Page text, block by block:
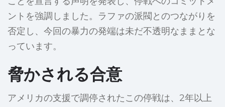
ントを強調しました。ラファの派閥とのつながりを
否定し、今回の暴力の発端は未だ不透明なままとな
っています。
脅かされる合意
アメリカの支援で調停されたこの停戦は、2年以上